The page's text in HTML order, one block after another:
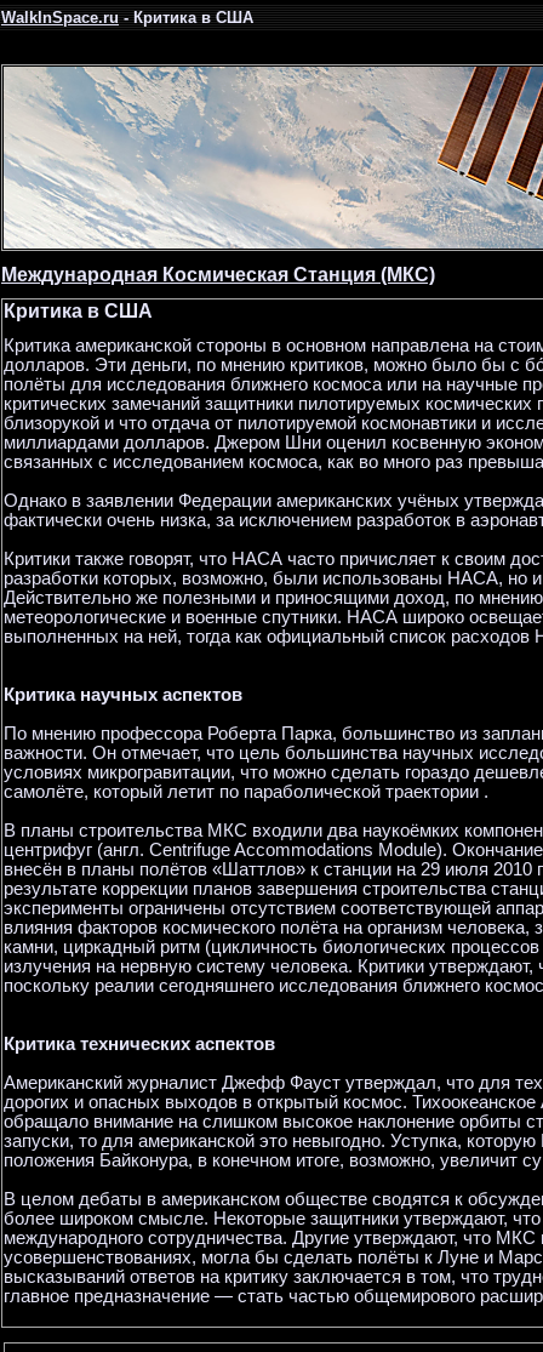
WalkInSpace.ru- Критика в США
Международная Космическая Станция (МКС)
Критика в США
Критика американской стороны в основном направлена на
долларов. Эти деньги, по мнению критиков, можно было бы с
полёты для исследования ближнего космоса или на научные
критических замечаний защитники пилотируемых космических
близорукой и что отдача от пилотируемой космонавтики и
миллиардами долларов. Джером Шни оценил косвенную
связанных с исследованием космоса, как во много раз
Однако в заявлении Федерации американских учёных
фактически очень низка, за исключением разработок в
Критики также говорят, что НАСА часто причисляет к своим
разработки которых, возможно, были использованы НАСА, но
Действительно же полезными и приносящими доход, по
метеорологические и военные спутники. НАСА широко
выполненных на ней, тогда как официальный список расходов
Критика научных аспектов
По мнению профессора Роберта Парка, большинство из
важности. Он отмечает, что цель большинства научных
условиях микрогравитации, что можно сделать гораздо
самолёте, который летит по параболической траектории .
В планы строительства МКС входили два наукоёмких
центрифуг (англ. Centrifuge Accommodations Module).
внесён в планы полётов «Шаттлов» к станции на 29 июля 2010
результате коррекции планов завершения строительства
эксперименты ограничены отсутствием соответствующей
влияния факторов космического полёта на организм человека,
камни, циркадный ритм (цикличность биологических
излучения на нервную систему человека. Критики
поскольку реалии сегодняшнего исследования ближнего
Критика технических аспектов
Американский журналист Джефф Фауст утверждал, что для
дорогих и опасных выходов в открытый космос.
обращало внимание на слишком высокое наклонение орбиты
запуски, то для американской это невыгодно. Уступка,
положения Байконура, в конечном итоге, возможно, увеличит
В целом дебаты в американском обществе сводятся к
более широком смысле. Некоторые защитники утверждают,
международного сотрудничества. Другие утверждают, что
усовершенствованиях, могла бы сделать полёты к Луне и
высказываний ответов на критику заключается в том, что
главное предназначение — стать частью общемирового